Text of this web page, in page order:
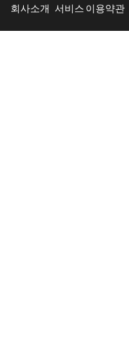
회사소개 서비스 이용약관